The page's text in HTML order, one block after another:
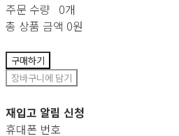
주문 수량 0개
총 상품 금액 0원
구매하기
장바구니에 담기
재입고 알림 신청
휴대폰 번호